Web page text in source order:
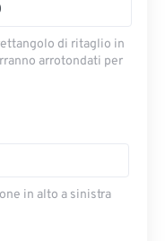
di ritaglio in
arrotondati per
in alto a sinistra